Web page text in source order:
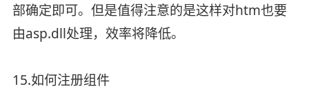
部确定即可。但是值得注意的是这样对htm也要
由asp.dll处理，效率将降低。
15.如何注册组件